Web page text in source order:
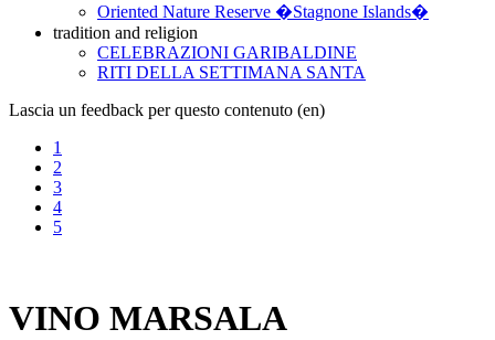
Oriented Nature Reserve �Stagnone Islands�
tradition and religion
CELEBRAZIONI GARIBALDINE
RITI DELLA SETTIMANA SANTA
Lascia un feedback per questo contenuto (en)
1
2
3
4
5
VINO MARSALA